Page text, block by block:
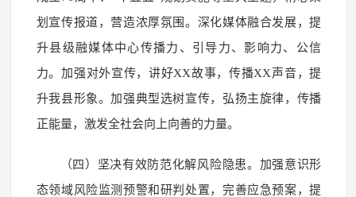
划宣传报道，营造浓厚氛围。深化媒体融合发展，提
升县级融媒体中心传播力、引导力、影响力、公信
力。加强对外宣传，讲好XX故事，传播XX声音，提
升我县形象。加强典型选树宣传，弘扬主旋律，传播
正能量，激发全社会向上向善的力量。
（四）坚决有效防范化解风险隐患。加强意识形
态领域风险监测预警和研判处置，完善应急预案，提